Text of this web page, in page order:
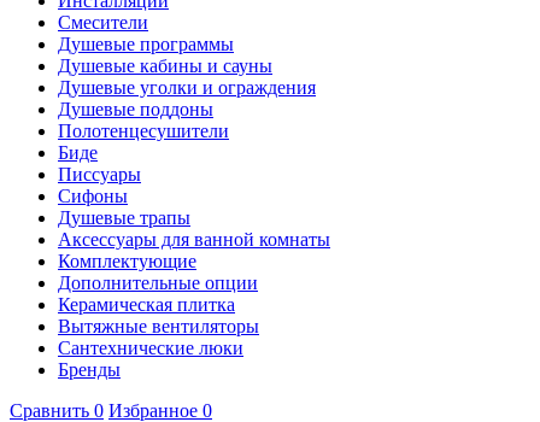
Смесители
Душевые программы
Душевые кабины и сауны
Душевые уголки и ограждения
Душевые поддоны
Полотенцесушители
Биде
Писсуары
Сифоны
Душевые трапы
Аксессуары для ванной комнаты
Комплектующие
Дополнительные опции
Керамическая плитка
Вытяжные вентиляторы
Сантехнические люки
Бренды
Сравнить 0 Избранное 0